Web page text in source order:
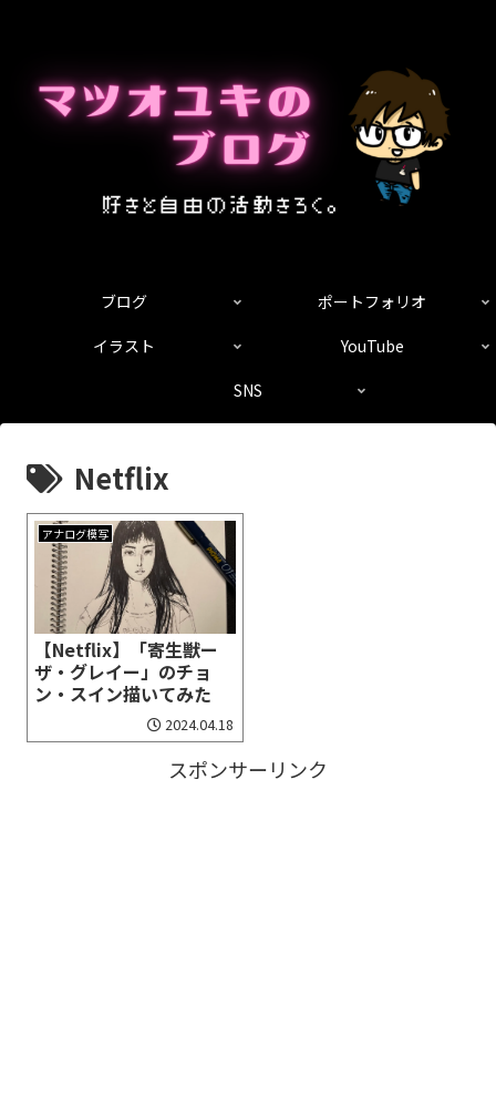
ブログ
ポートフォリオ
イラスト
YouTube
SNS
Netflix
アナログ模写
【Netflix】「寄生獣ー
ザ・グレイー」のチョ
ン・スイン描いてみた
2024.04.18
スポンサーリンク